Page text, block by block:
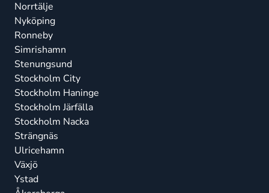
Norrtälje
Nyköping
Ronneby
Simrishamn
Stenungsund
Stockholm City
Stockholm Haninge
Stockholm Järfälla
Stockholm Nacka
Strängnäs
Ulricehamn
Växjö
Ystad